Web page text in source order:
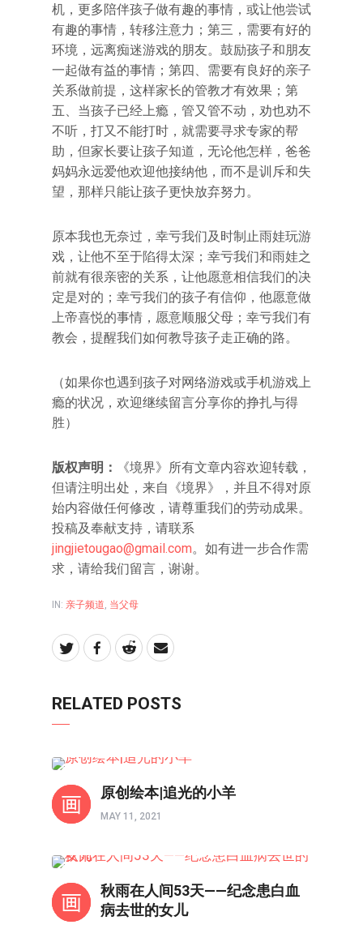
机，更多陪伴孩子做有趣的事情，或让他尝试
有趣的事情，转移注意力；第三，需要有好的
环境，远离痴迷游戏的朋友。鼓励孩子和朋友
一起做有益的事情；第四、需要有良好的亲子
关系做前提，这样家长的管教才有效果；第
五、当孩子已经上瘾，管又管不动，劝也劝不
不听，打又不能打时，就需要寻求专家的帮
助，但家长要让孩子知道，无论他怎样，爸爸
妈妈永远爱他欢迎他接纳他，而不是训斥和失
望，那样只能让孩子更快放弃努力。
原本我也无奈过，幸亏我们及时制止雨娃玩游
戏，让他不至于陷得太深；幸亏我们和雨娃之
前就有很亲密的关系，让他愿意相信我们的决
定是对的；幸亏我们的孩子有信仰，他愿意做
上帝喜悦的事情，愿意顺服父母；幸亏我们有
教会，提醒我们如何教导孩子走正确的路。
（如果你也遇到孩子对网络游戏或手机游戏上
瘾的状况，欢迎继续留言分享你的挣扎与得
胜）
版权声明：
《境界》所有文章内容欢迎转载，
但请注明出处，来自《境界》，并且不得对原
始内容做任何修改，请尊重我们的劳动成果。
投稿及奉献支持，请联系
jingjietougao@gmail.com。如有进一步合作需
求，请给我们留言，谢谢。
IN: 亲子频道 当父母
RELATED POSTS
原创绘本|追光的小羊
MAY 11, 2021
秋雨在人间53天——纪念患白血
病去世的女儿